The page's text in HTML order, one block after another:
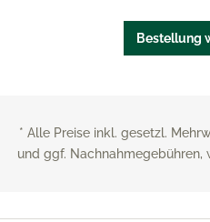
Bestellung
* Alle Preise inkl. gesetzl.
und ggf. Nachnahmegebühren,